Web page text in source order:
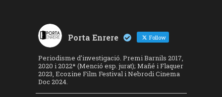
Porta Enrere Follow
Periodisme d'investigació. Premi Barnils 2017,
2020 i 2022* (Menció esp. jurat); Mañé i Flaquer
2023, Ecozine Film Festival i Nebrodi Cinema
Doc 2024.